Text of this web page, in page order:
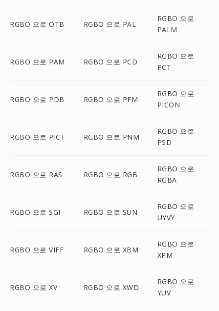
RGBO 으로 OTB RGBO 으로 PAL
RGBO 으로
PALM
RGBO 으로 PAM RGBO 으로 PCD
RGBO 으로
PCT
RGBO 으로 PDB RGBO 으로 PFM
RGBO 으로
PICON
RGBO 으로 PICT RGBO 으로 PNM
RGBO 으로
PSD
RGBO 으로 RAS RGBO 으로 RGB
RGBO 으로
RGBA
RGBO 으로 SGI RGBO 으로 SUN
RGBO 으로
UYVY
RGBO 으로 VIFF RGBO 으로 XBM
RGBO 으로
XPM
RGBO 으로 XV RGBO 으로 XWD
RGBO 으로
YUV